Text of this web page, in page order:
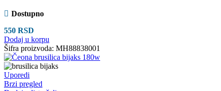
Dostupno
550 RSD
Dodaj u korpu
Šifra proizvoda: MH88838001
Uporedi
Brzi pregled